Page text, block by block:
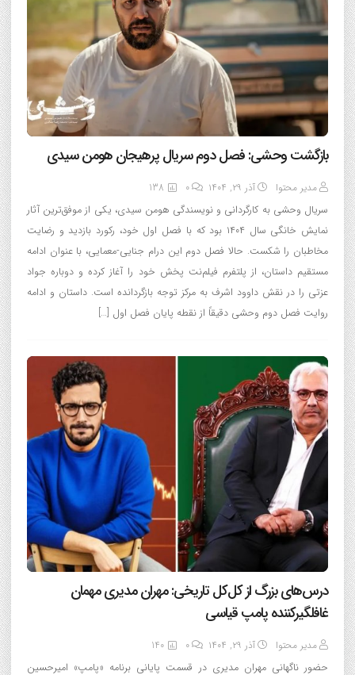
بازگشت وحشی: فصل دوم سریال پرهیجان هومن سیدی
مدیر محتوا آذر ۲۹, ۱۴۰۴ 0
138
سریال وحشی به کارگردانی و نویسندگی هومن سیدی، یکی از موفق‌ترین آثار
نمایش خانگی سال ۱۴۰۴ بود که با فصل اول خود، رکورد بازدید و رضایت
مخاطبان را شکست. حالا فصل دوم این درام جنایی-معمایی، با عنوان ادامه
مستقیم داستان، از پلتفرم فیلم‌نت پخش خود را آغاز کرده و دوباره جواد
عزتی را در نقش داوود اشرف به مرکز توجه بازگردانده است. داستان و ادامه
روایت فصل دوم وحشی دقیقاً از نقطه پایان فصل اول […]
درس‌های بزرگ از کل‌کل تاریخی: مهران مدیری مهمان
غافلگیرکننده پامپ قیاسی
مدیر محتوا آذر ۲۹, ۱۴۰۴ 0
140
حضور ناگهانی مهران مدیری در قسمت پایانی برنامه «پامپ» امیرحسین